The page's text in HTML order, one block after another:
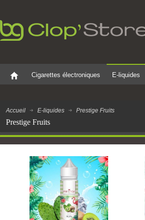
Cigarettes électroniques E-liquides
Accueil E-liquides Prestige Fruits
Prestige Fruits